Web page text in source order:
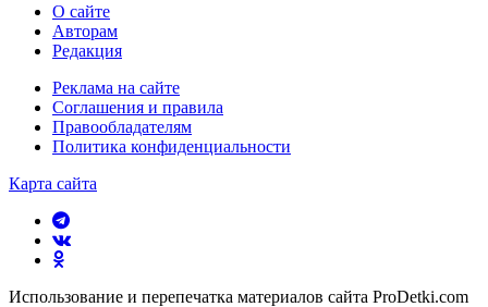
О сайте
Авторам
Редакция
Реклама на сайте
Соглашения и правила
Правообладателям
Политика конфиденциальности
Карта сайта
Использование и перепечатка материалов сайта ProDetki.com